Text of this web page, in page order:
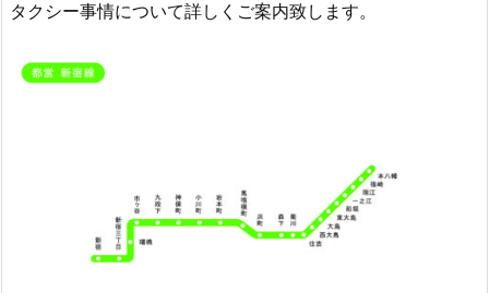
タクシー事情について詳しくご案内致します。